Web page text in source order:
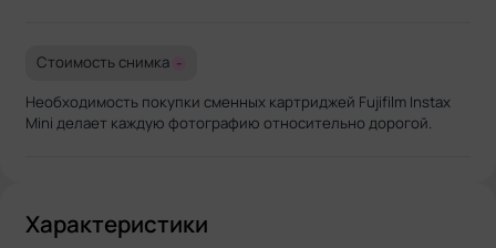
Стоимость снимка -
Необходимость покупки сменных картриджей Fujifilm Instax
Mini делает каждую фотографию относительно дорогой.
Характеристики